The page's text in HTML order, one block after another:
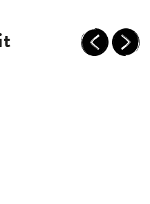
PreviousNext